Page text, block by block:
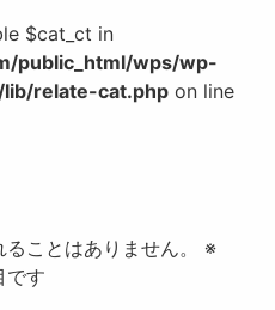
$cat_ct in
public_html/wps/wp-
relate-cat.php on line
ことはありません。
※
です